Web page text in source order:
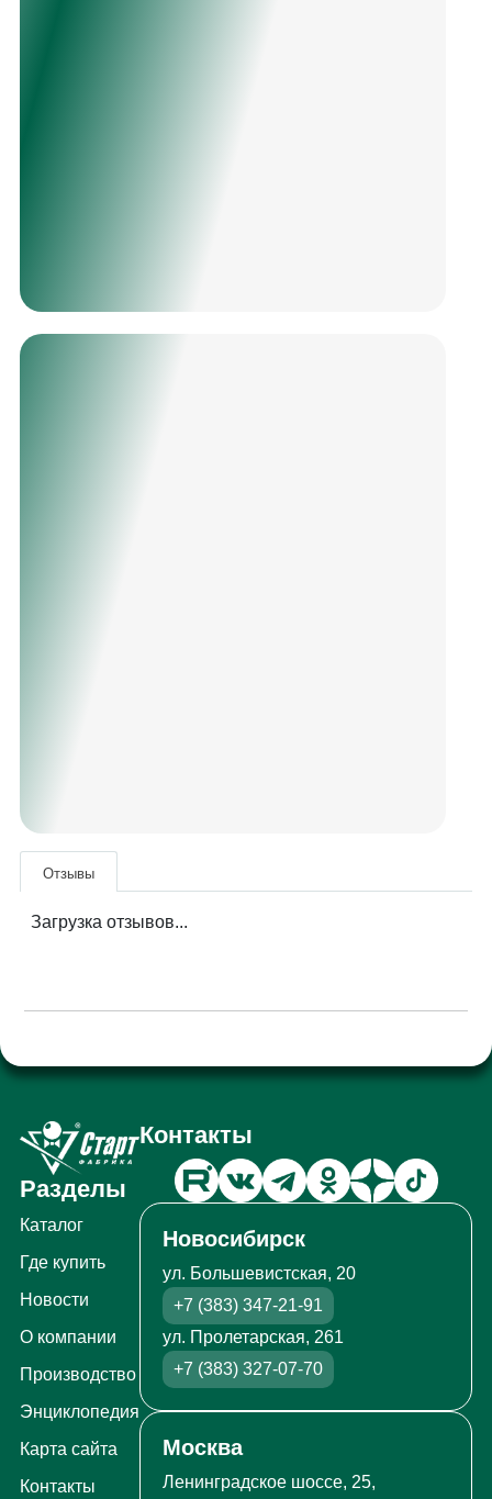
Отзывы
Загрузка отзывов...
Разделы
Каталог
Где купить
Новости
О компании
Производство
Энциклопедия
Карта сайта
Контакты
Контакты
Новосибирск
ул. Большевистская, 20
+7 (383) 347-21-91
ул. Пролетарская, 261
+7 (383) 327-07-70
Москва
Ленинградское шоссе, 25,